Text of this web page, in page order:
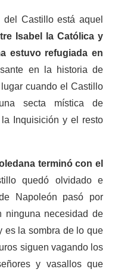
del Castillo está aquel
Isabel la Católica y
estuvo refugiada en
en la historia de
cuando el Castillo
secta mística de
Inquisición y el resto
terminó con el
quedó olvidado e
Napoleón pasó por
ninguna necesidad de
es la sombra de lo que
siguen vagando los
y vasallos que